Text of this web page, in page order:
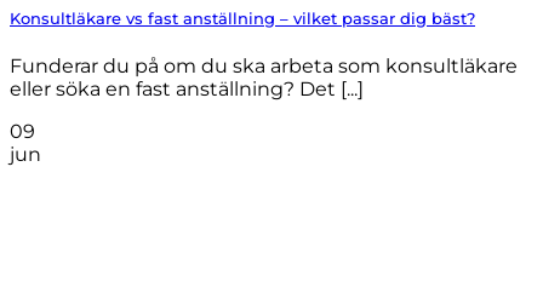
Konsultläkare vs fast anställning – vilket passar dig bäst?
Funderar du på om du ska arbeta som konsultläkare
eller söka en fast anställning? Det [...]
09
jun